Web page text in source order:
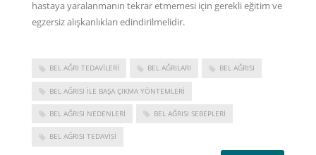
hastaya yaralanmanın tekrar etmemesi için gerekli eğitim ve
egzersiz alışkanlıkları edindirilmelidir.
BEL AĞRI TEDAVILERI BEL AĞRILARI BEL AĞRISI
BEL AĞRISI ILE BAŞA ÇIKMA YÖNTEMLERI
BEL AĞRISI NEDENLERI BEL AĞRISI SEBEPLERI
BEL AĞRISI TEDAVISI